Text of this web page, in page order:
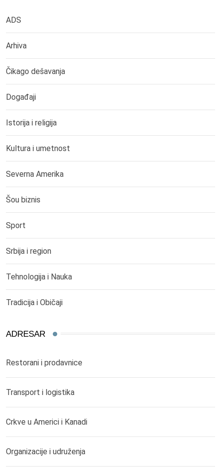
ADS
Arhiva
Čikago dešavanja
Događaji
Istorija i religija
Kultura i umetnost
Severna Amerika
Šou biznis
Sport
Srbija i region
Tehnologija i Nauka
Tradicija i Običaji
ADRESAR
Restorani i prodavnice
Transport i logistika
Crkve u Americi i Kanadi
Organizacije i udruženja